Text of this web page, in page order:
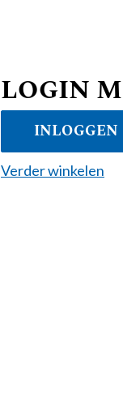
LOGIN
INLOGGEN
Verder winkelen